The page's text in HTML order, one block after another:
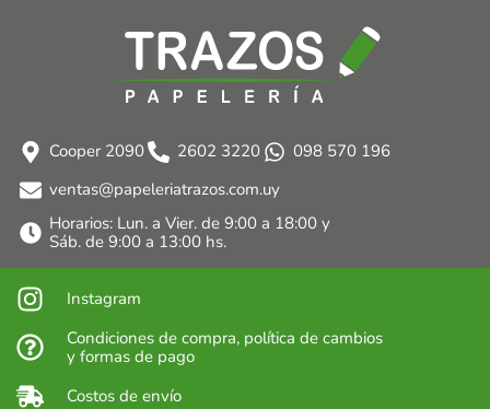
Cooper 2090 2602 3220
098 570 196
ventas@papeleriatrazos.com.uy
Horarios: Lun. a Vier. de 9:00 a 18:00 y
Sáb. de 9:00 a 13:00 hs.
Instagram
Condiciones de compra, política de cambios
y formas de pago
Costos de envío